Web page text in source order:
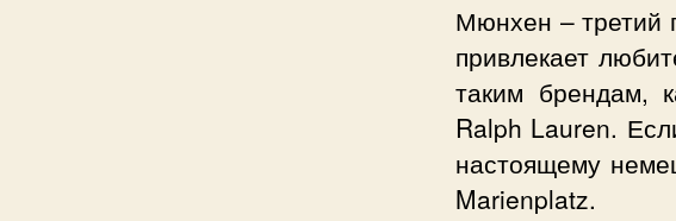
Мюнхен – третий
привлекает
таким брендам,
Ralph Lauren.
настоящему
Marienplatz.